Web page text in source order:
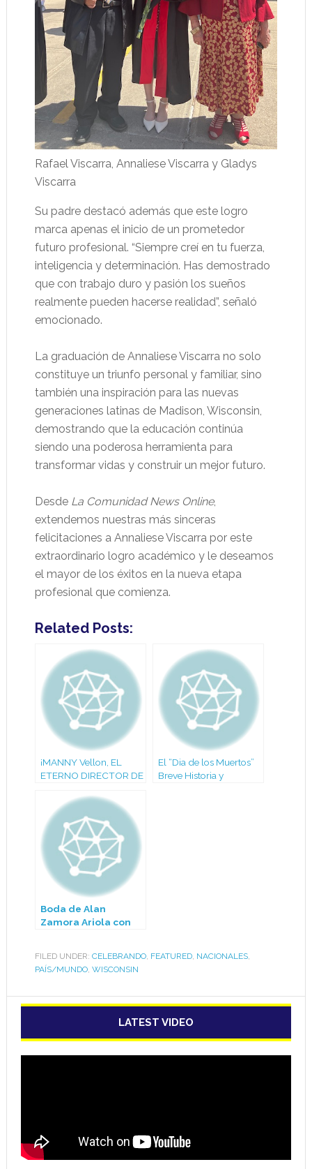
Rafael Viscarra, Annaliese Viscarra y Gladys
Viscarra
Su padre destacó además que este logro
marca apenas el inicio de un prometedor
futuro profesional. “Siempre creí en tu fuerza,
inteligencia y determinación. Has demostrado
que con trabajo duro y pasión los sueños
realmente pueden hacerse realidad”, señaló
emocionado.
La graduación de Annaliese Viscarra no solo
constituye un triunfo personal y familiar, sino
también una inspiración para las nuevas
generaciones latinas de Madison, Wisconsin,
demostrando que la educación continúa
siendo una poderosa herramienta para
transformar vidas y construir un mejor futuro.
Desde La Comunidad News Online,
extendemos nuestras más sinceras
felicitaciones a Annaliese Viscarra por este
extraordinario logro académico y le deseamos
el mayor de los éxitos en la nueva etapa
profesional que comienza.
Related Posts:
¡MANNY Vellon, EL
ETERNO DIRECTOR DE
CELEBRA DOS
DÉCADAS DE RITMO Y
PASIÓN A LOS 72
AÑOS!
El “Dia de los Muertos”
Breve Historia y
Boda de Alan
Zamora Ariola con
Madison
FILED UNDER: CELEBRANDO, FEATURED, NACIONALES,
PAÍS/MUNDO, WISCONSIN
LATEST VIDEO